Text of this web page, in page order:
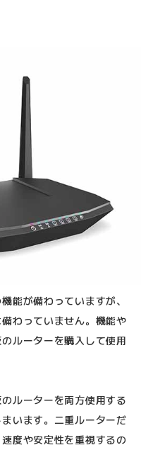
能が備わっていますが、
わっていません。機能や
ルーターを購入して使用
ルーターを両方使用する
います。二重ルーターだ
度や安定性を重視するの